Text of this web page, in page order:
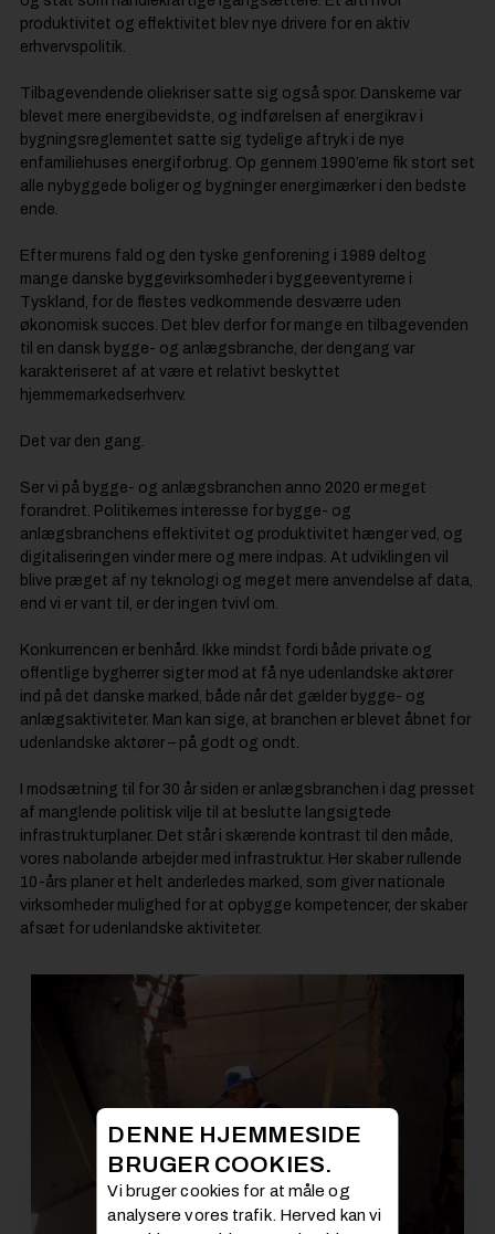
produktivitet og effektivitet blev nye drivere for en aktiv
erhvervspolitik.
Tilbagevendende oliekriser satte sig også spor. Danskerne var
blevet mere energibevidste, og indførelsen af energikrav i
bygningsreglementet satte sig tydelige aftryk i de nye
enfamiliehuses energiforbrug. Op gennem 1990’erne fik stort set
alle nybyggede boliger og bygninger energimærker i den bedste
ende.
Efter murens fald og den tyske genforening i 1989 deltog
mange danske byggevirksomheder i byggeeventyrerne i
Tyskland, for de flestes vedkommende desværre uden
økonomisk succes. Det blev derfor for mange en tilbagevenden
til en dansk bygge- og anlægsbranche, der dengang var
karakteriseret af at være et relativt beskyttet
hjemmemarkedserhverv.
Det var den gang.
Ser vi på bygge- og anlægsbranchen anno 2020 er meget
forandret. Politikernes interesse for bygge- og
anlægsbranchens effektivitet og produktivitet hænger ved, og
digitaliseringen vinder mere og mere indpas. At udviklingen vil
blive præget af ny teknologi og meget mere anvendelse af data,
end vi er vant til, er der ingen tvivl om.
Konkurrencen er benhård. Ikke mindst fordi både private og
offentlige bygherrer sigter mod at få nye udenlandske aktører
ind på det danske marked, både når det gælder bygge- og
anlægsaktiviteter. Man kan sige, at branchen er blevet åbnet for
udenlandske aktører – på godt og ondt.
I modsætning til for 30 år siden er anlægsbranchen i dag presset
af manglende politisk vilje til at beslutte langsigtede
infrastrukturplaner. Det står i skærende kontrast til den måde,
vores nabolande arbejder med infrastruktur. Her skaber rullende
10-års planer et helt anderledes marked, som giver nationale
virksomheder mulighed for at opbygge kompetencer, der skaber
afsæt for udenlandske aktiviteter.
DENNE HJEMMESIDE
BRUGER COOKIES.
Vi bruger cookies for at måle og
analysere vores trafik. Herved kan vi